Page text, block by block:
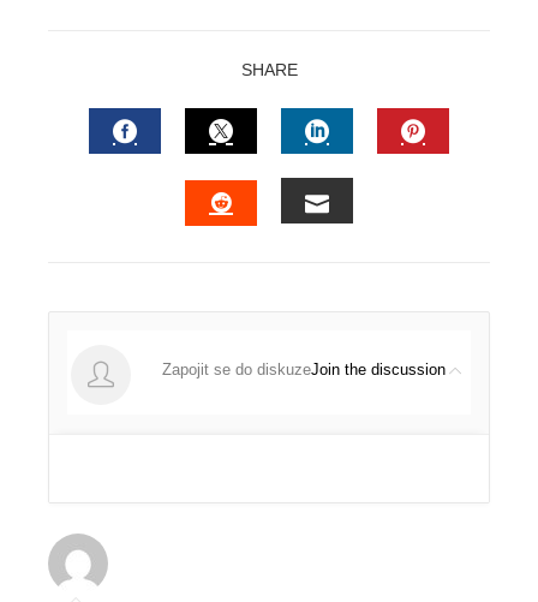
SHARE
FACEBOOKTWITTERLINKEDIN
Join the discussion